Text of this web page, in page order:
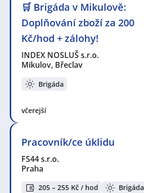
🛒 Brigáda v Mikulově:
Doplňování zboží za 200
Kč/hod + zálohy!
INDEX NOSLUŠ s.r.o.
Mikulov, Břeclav
Brigáda
včerejší
Pracovník/ce úklidu
FS44 s.r.o.
Praha
205 – 255 Kč / hod
Brigáda